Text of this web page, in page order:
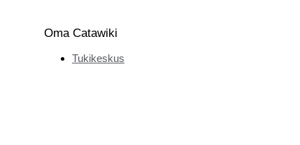
Oma Catawiki
Tukikeskus